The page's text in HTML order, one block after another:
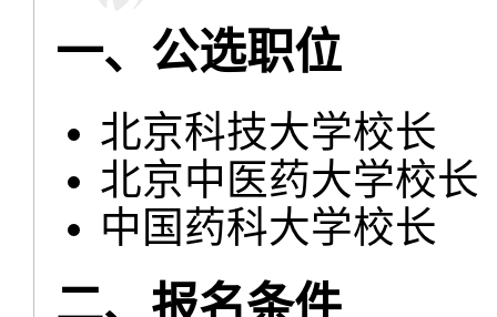
一、公选职位
北京科技大学校长
北京中医药大学校长
中国药科大学校长
二、报名条件